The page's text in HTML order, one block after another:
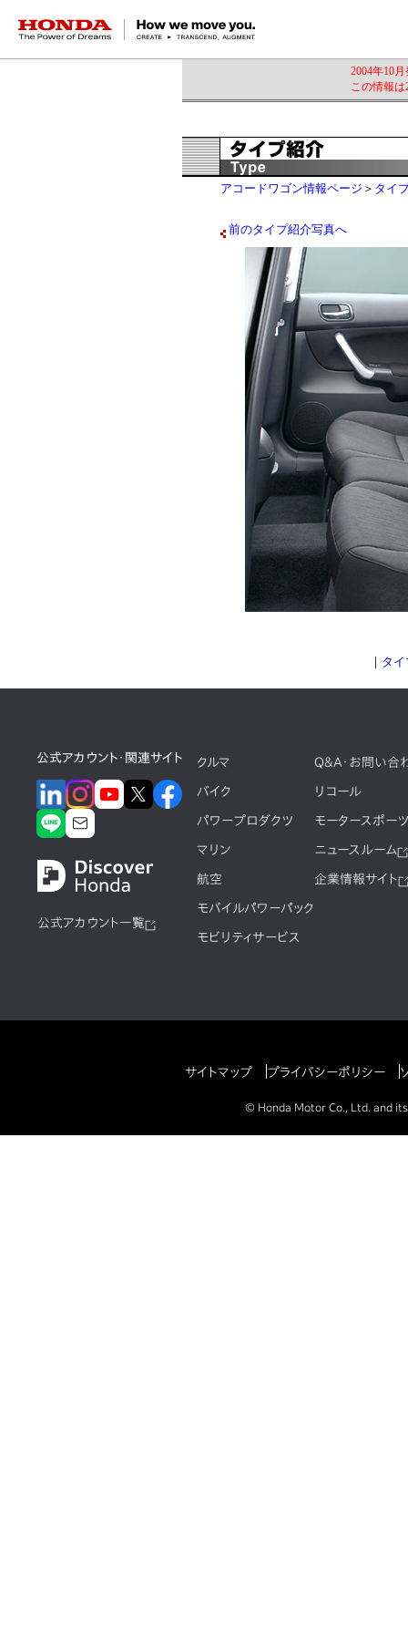
HONDA The Power of Dreams
2004年10
この情報
アコードワゴン情報ページ ＞ タイ
前のタイプ紹介写真へ
｜ タ
公式アカウント・関連サイト
公式アカウント一覧
クルマ
バイク
パワープロダクツ
マリン
航空
モバイルパワーパック
モビリティサービス
Q&A・お問い合
リコール
モータースポーツ
ニュースルーム
企業情報サイト
サイトマップ プライバシーポリシー
© Honda Motor Co., Ltd. and